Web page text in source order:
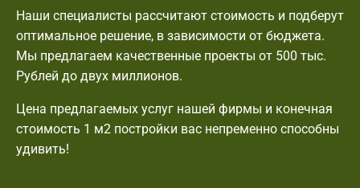
Наши специалисты рассчитают стоимость и подберут
оптимальное решение, в зависимости от бюджета.
Мы предлагаем качественные проекты от 500 тыс.
Рублей до двух миллионов.
Цена предлагаемых услуг нашей фирмы и конечная
стоимость 1 м2 постройки вас непременно способны
удивить!